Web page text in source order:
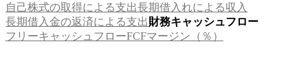
自己株式の取得による支出長期借入れによる収入
長期借入金の返済による支出財務キャッシュフロー
フリーキャッシュフローFCFマージン（％）